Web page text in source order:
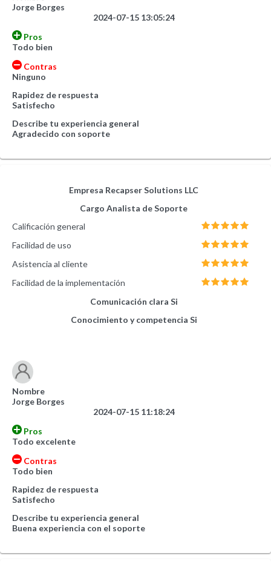
Jorge Borges
2024-07-15 13:05:24
Pros
Todo bien
Contras
Ninguno
Rapidez de respuesta
Satisfecho
Describe tu experiencia general
Agradecido con soporte
Empresa Recapser Solutions LLC
Cargo Analista de Soporte
Calificación general
Facilidad de uso
Asistencia al cliente
Facilidad de la implementación
Comunicación clara Si
Conocimiento y competencia Si
Nombre
Jorge Borges
2024-07-15 11:18:24
Pros
Todo excelente
Contras
Todo bien
Rapidez de respuesta
Satisfecho
Describe tu experiencia general
Buena experiencia con el soporte